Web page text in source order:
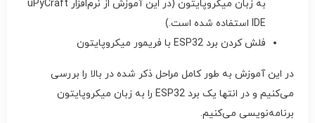
به زبان میکروپایتون (در این آموزش از نرم‌افزار uPyCraft
IDE استفاده شده است.)
فلش کردن برد ESP32 با فریمور میکروپایتون
در این آموزش به طور کامل مراحل ذکر شده در بالا را بررسی
می‌کنیم و در انتها یک برد ESP32 را به زبان میکروپایتون
برنامه‌نویسی می‌کنیم.